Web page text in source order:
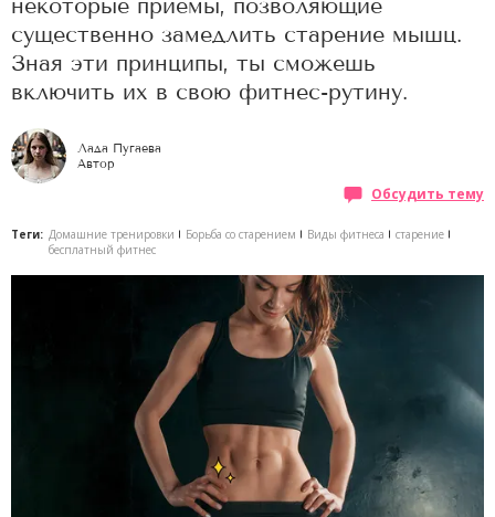
некоторые приемы, позволяющие
существенно замедлить старение мышц.
Зная эти принципы, ты сможешь
включить их в свою фитнес-рутину.
Лада Пугаева
Автор
Обсудить тему
Теги: Домашние тренировки Борьба со старением Виды фитнеса
старение
бесплатный фитнес